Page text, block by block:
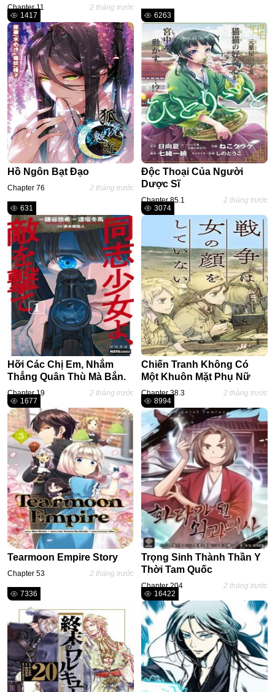
#Cục Cưng
Showbiz
#Âu Cổ
Doujinshi
Adult
Mature
Trọng Sinh
Thanh Xuân Vườn Trường
Shounen Ai
Shoujo Ai
Báo Thù
#Trâu Già Gặm Cỏ Non
Smut
Demons
Anime
Detective
#Hoàng Gia
#Ma Cà Rồng
#Tình Yêu Chị Em
Military
Cooking
#Ngôn Tình Hắc Đạo
#Thanh Mai Trúc Mã
Mecha
#Nuôi Rồi Thịt
#Truyện Nữ Giả Nam
Nhân Thú
#Cổ Phong
#Hậu Cung
#Sét ⚡
Chapter 11 2 tháng trước
1417
Hồ Ngôn Bạt Đạo
Chapter 76 2 tháng trước
6263
Độc Thoại Của Người
Dược Sĩ
Chapter 85.1
2 tháng trước
631
Hỡi Các Chị Em, Nhắm
Thẳng Quân Thù Mà Bắn.
Chapter 19 2 tháng trước
3074
Chiến Tranh Không Có
Một Khuôn Mặt Phụ Nữ
Chapter 38.3
2 tháng trước
1677
Tearmoon Empire Story
Chapter 53 2 tháng trước
8994
Trọng Sinh Thành Thần Y
Thời Tam Quốc
Chapter 204
2 tháng trước
7336
16422